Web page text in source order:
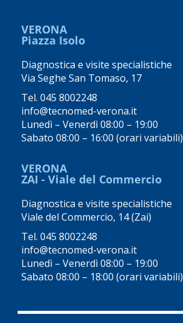
VERONA
Piazza Isolo
Diagnostica e visite specialistiche
Via Seghe San Tomaso, 17
Tel. 045 8002248
info@tecnomed-verona.it
Lunedì – Venerdì 08:00 – 19:00
Sabato 08:00 – 16:00 (orari variabili)
VERONA
ZAI - Viale del Commercio
Diagnostica e visite specialistiche
Viale del Commercio, 14 (Zai)
Tel. 045 8002248
info@tecnomed-verona.it
Lunedì – Venerdì 08:00 – 19:00
Sabato 08:00 – 18:00 (orari variabili)